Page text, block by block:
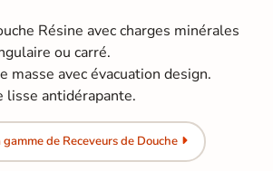
Résine avec charges minérales
ou carré.
masse avec évacuation design.
lisse antidérapante.
de Receveurs de Douche